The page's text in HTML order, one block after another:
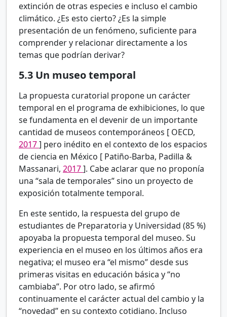
extinción de otras especies e incluso el cambio
climático. ¿Es esto cierto? ¿Es la simple
presentación de un fenómeno, suficiente para
comprender y relacionar directamente a los
temas que podrían derivar?
5.3 Un museo temporal
La propuesta curatorial propone un carácter
temporal en el programa de exhibiciones, lo que
se fundamenta en el devenir de un importante
cantidad de museos contemporáneos [ OECD,
2017] pero inédito en el contexto de los espacios
de ciencia en México [ Patiño-Barba, Padilla &
Massanari, 2017]. Cabe aclarar que no proponía
una “sala de temporales” sino un proyecto de
exposición totalmente temporal.
En este sentido, la respuesta del grupo de
estudiantes de Preparatoria y Universidad (85%)
apoyaba la propuesta temporal del museo. Su
experiencia en el museo en los últimos años era
negativa; el museo era “el mismo” desde sus
primeras visitas en educación básica y “no
cambiaba”. Por otro lado, se afirmó
continuamente el carácter actual del cambio y la
“novedad” en su contexto cotidiano. Incluso